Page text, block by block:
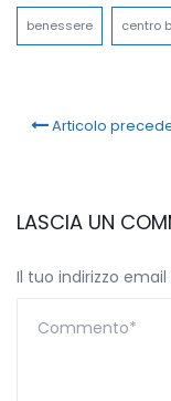
benessere centro
Articolo
LASCIA UN
Il tuo indirizzo